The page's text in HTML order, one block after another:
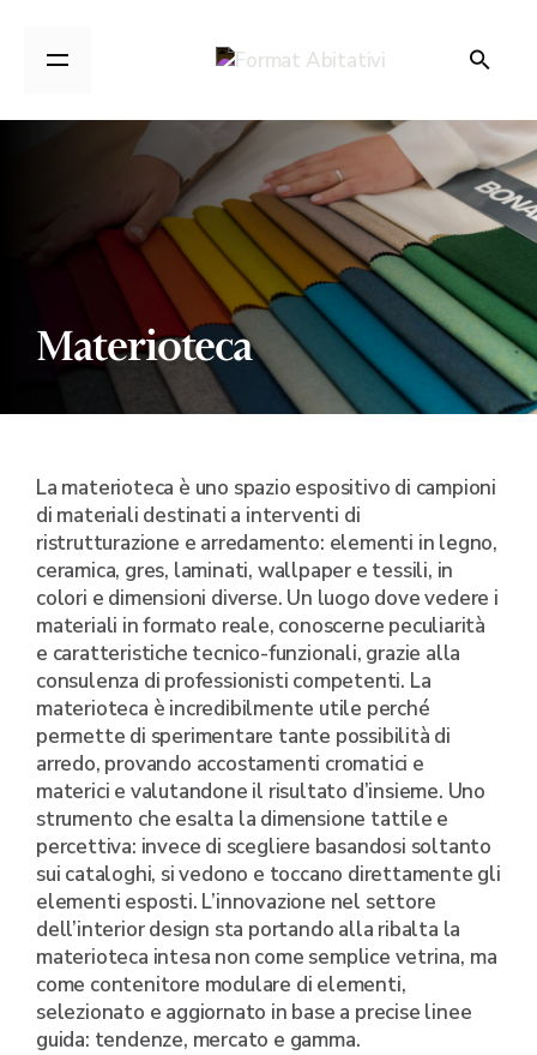
Materioteca
La materioteca è uno spazio espositivo di campioni
di materiali destinati a interventi di
ristrutturazione e arredamento: elementi in legno,
ceramica, gres, laminati, wallpaper e tessili, in
colori e dimensioni diverse. Un luogo dove vedere i
materiali in formato reale, conoscerne peculiarità
e caratteristiche tecnico-funzionali, grazie alla
consulenza di professionisti competenti. La
materioteca è incredibilmente utile perché
permette di sperimentare tante possibilità di
arredo, provando accostamenti cromatici e
materici e valutandone il risultato d’insieme. Uno
strumento che esalta la dimensione tattile e
percettiva: invece di scegliere basandosi soltanto
sui cataloghi, si vedono e toccano direttamente gli
elementi esposti. L’innovazione nel settore
dell’interior design sta portando alla ribalta la
materioteca intesa non come semplice vetrina, ma
come contenitore modulare di elementi,
selezionato e aggiornato in base a precise linee
guida: tendenze, mercato e gamma.